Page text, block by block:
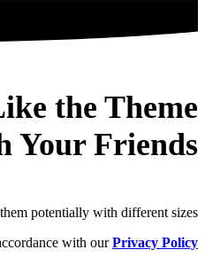
the Theme?
Your Friends!
potentially with different sizes.
with ourPrivacy Policy